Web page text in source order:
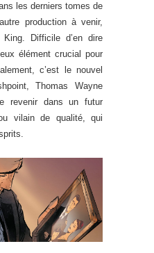
les derniers tomes de
production à venir,
Difficile d’en dire
élément crucial pour
c’est le nouvel
Thomas Wayne
revenir dans un futur
vilain de qualité, qui